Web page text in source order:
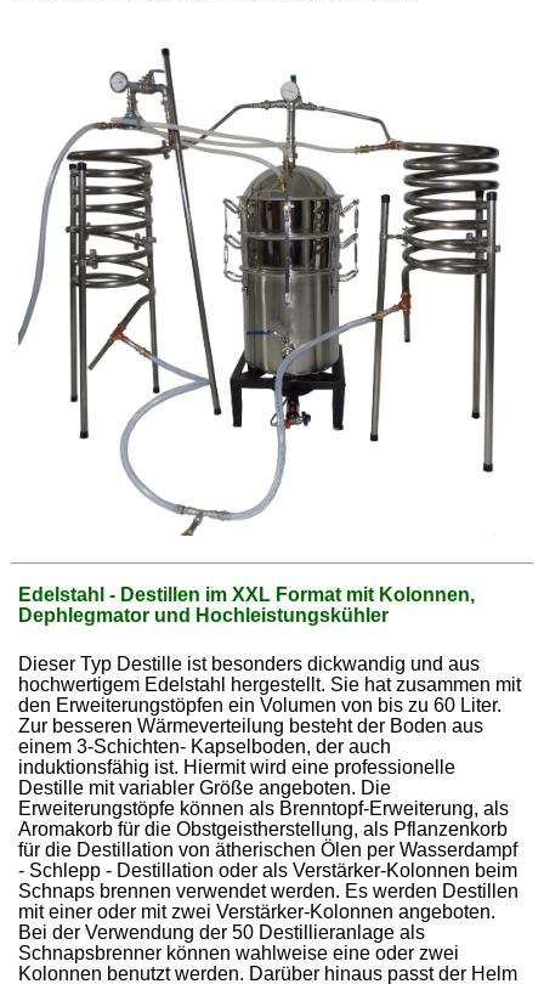
Edelstahl - Destillen im XXL Format mit Kolonnen,
Dephlegmator und Hochleistungskühler
Dieser Typ Destille ist besonders dickwandig und aus
hochwertigem Edelstahl hergestellt. Sie hat zusammen mit
den Erweiterungstöpfen ein Volumen von bis zu 60 Liter.
Zur besseren Wärmeverteilung besteht der Boden aus
einem 3-Schichten- Kapselboden, der auch
induktionsfähig ist. Hiermit wird eine professionelle
Destille mit variabler Größe angeboten. Die
Erweiterungstöpfe können als Brenntopf-Erweiterung, als
Aromakorb für die Obstgeistherstellung, als Pflanzenkorb
für die Destillation von ätherischen Ölen per Wasserdampf
- Schlepp - Destillation oder als Verstärker-Kolonnen beim
Schnaps brennen verwendet werden. Es werden Destillen
mit einer oder mit zwei Verstärker-Kolonnen angeboten.
Bei der Verwendung der 50 Destillieranlage als
Schnapsbrenner können wahlweise eine oder zwei
Kolonnen benutzt werden. Darüber hinaus passt der Helm